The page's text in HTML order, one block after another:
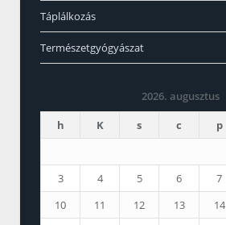
Táplálkozás
Természetgyógyászat
2026. augusztus
h
K s c p
3
4 5 6 7
10
11 12 13 14